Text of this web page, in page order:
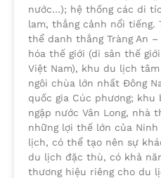
nước…); hệ thống các di
lam, thắng cảnh nổi tiếng.
thể danh thắng Tràng An
hóa thế giới (di sản thế
Việt Nam), khu du lịch
ngôi chùa lớn nhất Đông
quốc gia Cúc phương;
ngập nước Vân Long, nhà
những lợi thế lớn của
lịch, có thể tạo nên sự
du lịch đặc thù, có khả
thương hiệu riêng cho du